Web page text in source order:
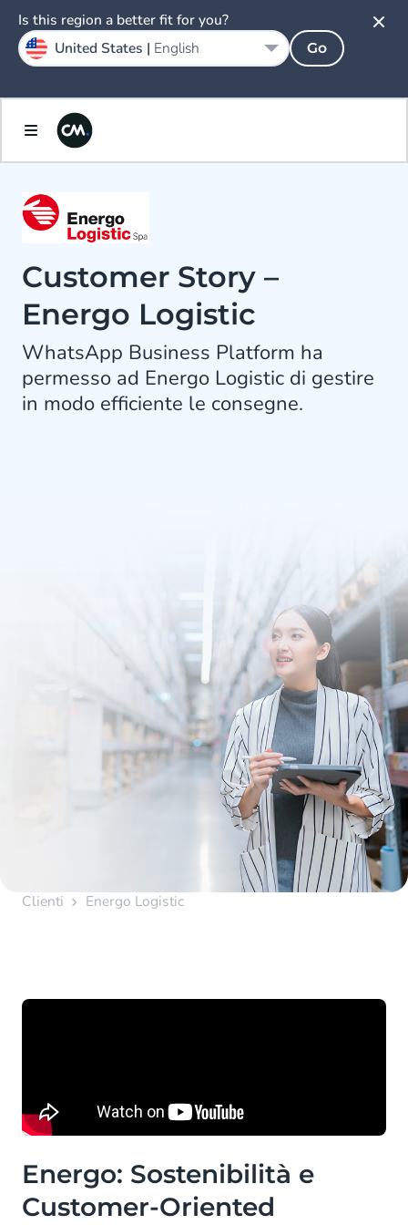
Customer Story –
Energo Logistic
WhatsApp Business Platform ha
permesso ad Energo Logistic di gestire
in modo efficiente le consegne.
Clienti Energo Logistic
Energo: Sostenibilità e
Customer-Oriented
Is this region a better fit for you?
United States | English Go